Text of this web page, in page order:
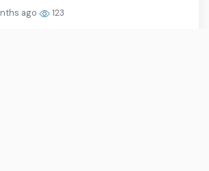
ago 123